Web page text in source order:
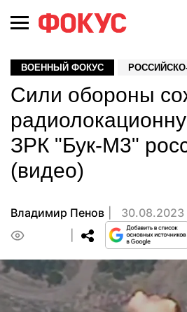
ВОЕННЫЙ ФОКУС
Сили обороны
ЗРК "Бук-М3"
(видео)
Владимир Пенов
30.08.2023